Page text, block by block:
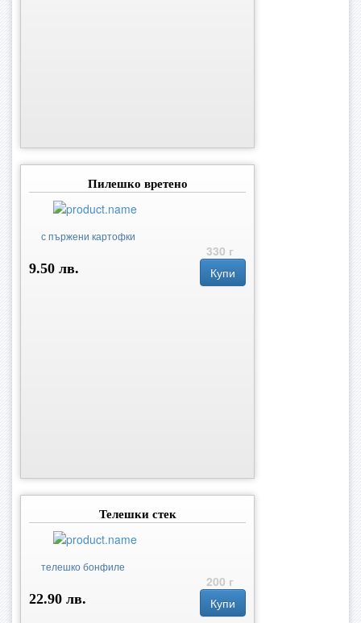
Пилешко вретено
с пържени картофки
330 г
9.50 лв.
Купи
Телешки стек
телешко бонфиле
200 г
22.90 лв.
Купи